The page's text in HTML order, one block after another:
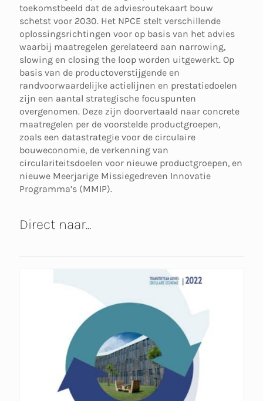
toekomstbeeld dat de adviesroutekaart bouw
schetst voor 2030. Het NPCE stelt verschillende
oplossingsrichtingen voor op basis van het advies
waarbij maatregelen gerelateerd aan narrowing,
slowing en closing the loop worden uitgewerkt. Op
basis van de productoverstijgende en
randvoorwaardelijke actielijnen en prestatiedoelen
zijn een aantal strategische focuspunten
overgenomen. Deze zijn doorvertaald naar concrete
maatregelen per de voorstelde productgroepen,
zoals een datastrategie voor de circulaire
bouweconomie, de verkenning van
circulariteitsdoelen voor nieuwe productgroepen, en
nieuwe Meerjarige Missiegedreven Innovatie
Programma’s (MMIP).
Direct naar...